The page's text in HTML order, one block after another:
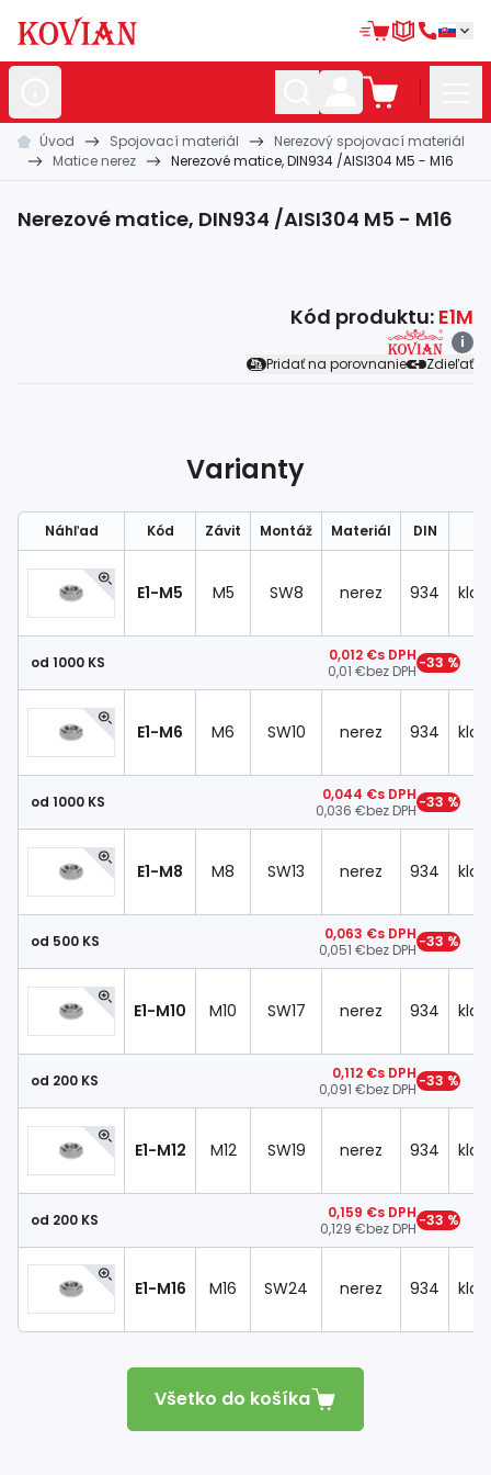
Nerezovépolotovary
%Zľava
Úvod Spojovací materiál
Nerezový spojovací materiál
Matice nerez
Nerezové matice, DIN934 /AISI304 M5 - M16
Nerezové matice, DIN934 /AISI304 M5 - M16
Kód produktu: E1M
i
Pridať na porovnanie
Zdieľať
Varianty
Náhľad Kód Závit Montáž Materiál DIN
E1-M5 M5 SW8 nerez 934
od 1000 KS 0,012 €s DPH
0,01 €bez DPH−33 %
E1-M6 M6 SW10 nerez 934
od 1000 KS 0,044 €s DPH
0,036 €bez DPH−33 %
E1-M8 M8 SW13 nerez 934
od 500 KS 0,063 €s DPH
0,051 €bez DPH−33 %
E1-M10 M10 SW17 nerez 934
od 200 KS 0,112 €s DPH
0,091 €bez DPH−33 %
E1-M12 M12 SW19 nerez 934
od 200 KS 0,159 €s DPH
0,129 €bez DPH−33 %
E1-M16 M16 SW24 nerez 934
Všetko do košíka